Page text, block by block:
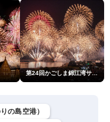
第24回かごしま錦江湾サマーナイト大花火大会
の島空港）